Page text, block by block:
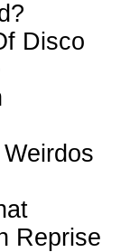
Disco
Reprise